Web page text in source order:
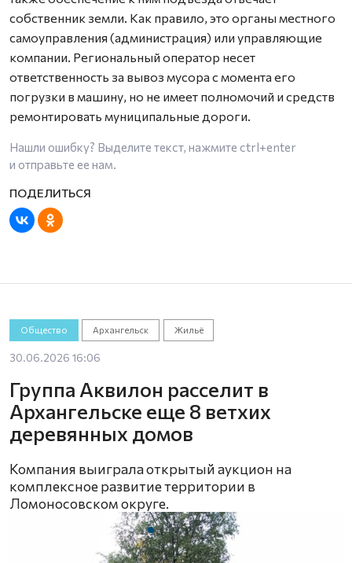
собственник земли. Как правило, это органы местного
самоуправления (администрация) или управляющие
компании. Региональный оператор несет
ответственность за вывоз мусора с момента его
погрузки в машину, но не имеет полномочий и средств
ремонтировать муниципальные дороги.
Нашли ошибку? Выделите текст, нажмите ctrl+enter
и отправьте ее нам.
Общество Архангельск Жильё
30.06.2026 16:06
Группа Аквилон расселит в
Архангельске еще 8 ветхих
деревянных домов
Компания выиграла открытый аукцион на
комплексное развитие территории в
Ломоносовском округе.